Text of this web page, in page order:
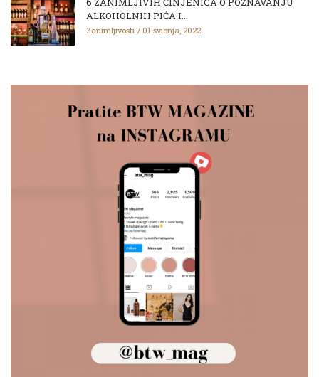
ALKOHOLNIH PIĆA I...
Zanimljivosti 01 svibnja, 2022